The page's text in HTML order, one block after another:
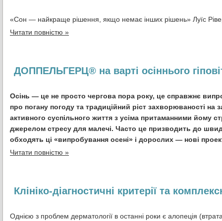
«Сон — найкраще рішення, якщо немає інших рішень» Луїс
Читати повністю »
ДОППЕЛЬГЕРЦ® на варті осіннього
Осінь — це не просто чергова пора року, це справжнє
про погану погоду та традиційний ріст захворюваності
активного суспільного життя з усіма притаманними йому
джерелом стресу для малечі. Часто це призводить до
обходять ці «випробування осені» і дорослих — нові
Читати повністю »
Клініко-діагностичні критерії та
Однією з проблем дерматології в останні роки є алопеція